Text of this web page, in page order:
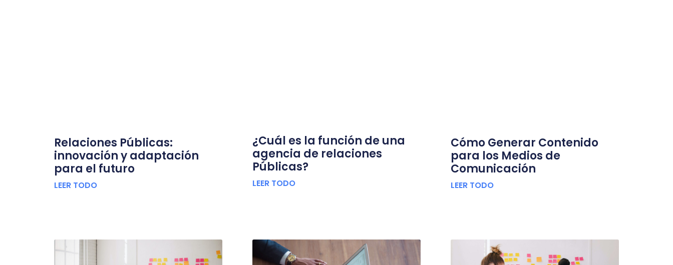
Relaciones Públicas:
innovación y adaptación
para el futuro
LEER TODO
¿Cuál es la función de una
agencia de relaciones
Públicas?
LEER TODO
Cómo Generar Contenido
para los Medios de
Comunicación
LEER TODO